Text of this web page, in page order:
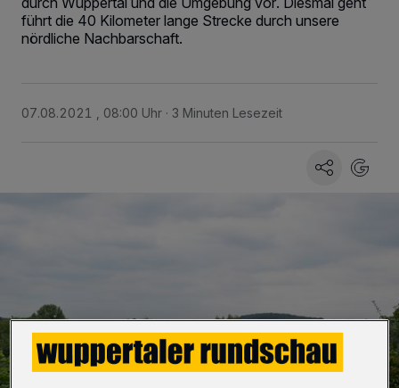
führt die 40 Kilometer lange Strecke durch unsere
nördliche Nachbarschaft.
07.08.2021 , 08:00 Uhr 3 Minuten Lesezeit